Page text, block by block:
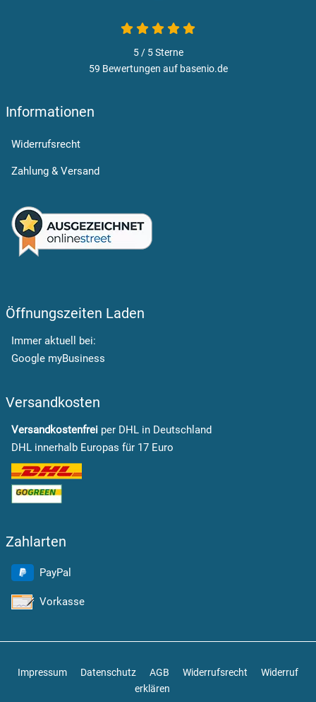
5 von 5
5 / 5Sterne
59 Bewertungen auf basenio.de
Informationen
Widerrufsrecht
Zahlung & Versand
Öffnungszeiten Laden
Immer aktuell bei:
Google myBusiness
Versandkosten
Versandkostenfrei per DHL in Deutschland
DHL innerhalb Europas für 17 Euro
Zahlarten
PayPal
Vorkasse
Impressum Datenschutz AGB Widerrufsrecht
Widerruf
erklären